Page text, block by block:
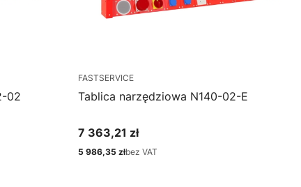
02
FASTSERVICE
Tablica narzędziowa N140-02-E
Cena
7 363,21 zł
Cena
5 986,35 złbez VAT